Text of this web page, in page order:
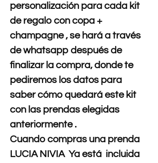
personalización para cada kit
de regalo con copa +
champagne , se hará a través
de whatsapp después de
finalizar la compra, donde te
pediremos los datos para
saber cómo quedará este kit
con las prendas elegidas
anteriormente .
Cuando compras una prenda
LUCIA NIVIA Ya está incluida